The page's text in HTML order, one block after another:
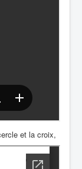
et la croix,